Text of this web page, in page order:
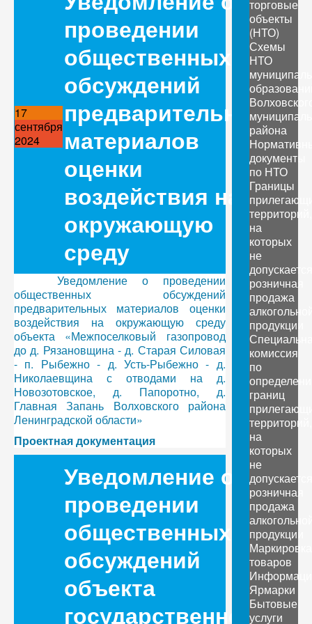
17
сентября
2024
проведении
общественных
обсуждений
предварительных
материалов
оценки
воздействия на
окружающую
среду
Уведомление о проведении
общественных обсуждений
предварительных материалов оценки
воздействия на окружающую среду
объекта «Межпоселковый газопровод
до д. Рязановщина - д. Старая Силовая
- п. Рыбежно - д. Усть-Рыбежно - д.
Николаевщина с отводами на д.
Новозотовское, д. Папоротно, д.
Главная Запань Волховского района
Ленинградской области»
Проектная документация
Уведомление о
проведении
общественных
обсуждений
объекта
государственной
торговые
объекты
(НТО)
Схемы
НТО
района
документы
по НТО
Границы
территорий,
на
которых
не
допускается
розничная
продажа
продукции
комиссия
по
границ
территорий,
на
которых
не
допускается
розничная
продажа
продукции
Маркировка
товаров
Ярмарки
Бытовые
услуги